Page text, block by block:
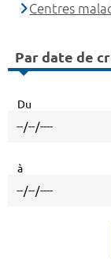
Centres
Par date de
Du
à